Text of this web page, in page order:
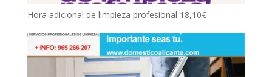
Hora adicional de limpieza profesional 18,10€